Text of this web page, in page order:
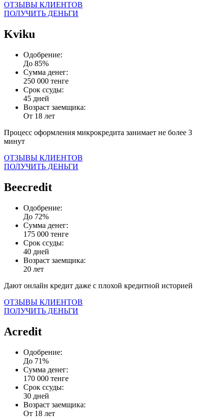
ОТЗЫВЫ КЛИЕНТОВ
ПОЛУЧИТЬ ДЕНЬГИ
Kviku
Одобрение:
До 85%
Сумма денег:
250 000 тенге
Срок ссуды:
45 дней
Возраст заемщика:
От 18 лет
Процесс оформления микрокредита занимает не более 3
минут
ОТЗЫВЫ КЛИЕНТОВ
ПОЛУЧИТЬ ДЕНЬГИ
Beecredit
Одобрение:
До 72%
Сумма денег:
175 000 тенге
Срок ссуды:
40 дней
Возраст заемщика:
20 лет
Дают онлайн кредит даже с плохой кредитной историей
ОТЗЫВЫ КЛИЕНТОВ
ПОЛУЧИТЬ ДЕНЬГИ
Acredit
Одобрение:
До 71%
Сумма денег:
170 000 тенге
Срок ссуды:
30 дней
Возраст заемщика:
От 18 лет